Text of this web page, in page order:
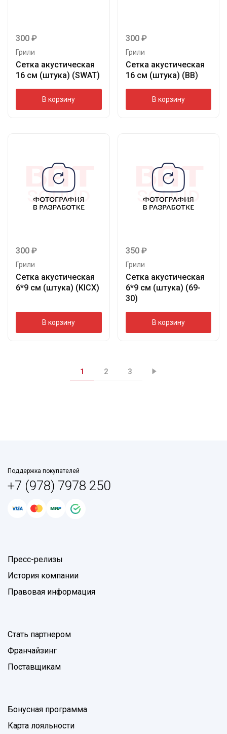
300 ₽
Грили
Сетка акустическая
16 см (штука) (SWAT)
В корзину
300 ₽
Грили
Сетка акустическая
16 см (штука) (BB)
В корзину
300 ₽
Грили
Сетка акустическая
6*9 см (штука) (KICX)
В корзину
350 ₽
Грили
Сетка акустическая
6*9 см (штука) (69-
30)
В корзину
1 2 3
Поддержка покупателей
+7 (978) 7978 250
Пресс-релизы
История компании
Правовая информация
Стать партнером
Франчайзинг
Поставщикам
Бонусная программа
Карта лояльности